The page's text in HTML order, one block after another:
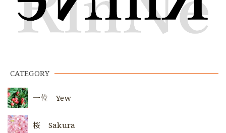
CATEGORY
一位 Yew
桜 Sakura